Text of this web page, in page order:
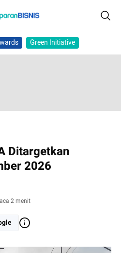
Green Initiative
Ditargetkan
2026
2 menit